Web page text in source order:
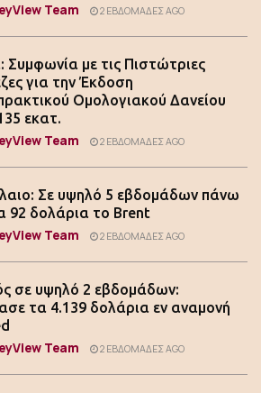
Team 2 ΕΒΔΟΜΆΔΕΣ AGO
Συμφωνία με τις Πιστώτριες
για την Έκδοση
Ομολογιακού Δανείου
εκατ.
Team 2 ΕΒΔΟΜΆΔΕΣ AGO
Σε υψηλό 5 εβδομάδων πάνω
92 δολάρια το Brent
Team 2 ΕΒΔΟΜΆΔΕΣ AGO
σε υψηλό 2 εβδομάδων:
τα 4.139 δολάρια εν αναμονή
Team 2 ΕΒΔΟΜΆΔΕΣ AGO